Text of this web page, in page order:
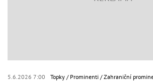
5.6.2026 7:00 Topky Prominenti Zahraniční